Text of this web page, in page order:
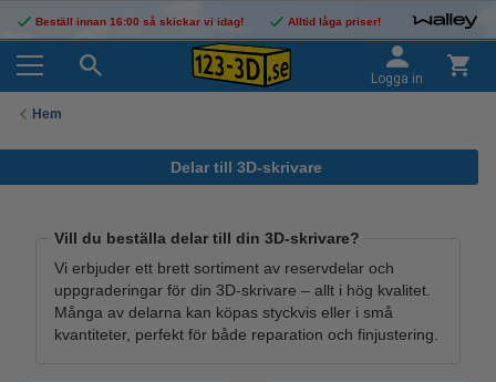
Beställ innan 16:00 så skickar vi idag! Alltid låga priser!
Logga in
Hem
Delar till 3D-skrivare
Vill du beställa delar till din 3D-skrivare?
Vi erbjuder ett brett sortiment av reservdelar och
uppgraderingar för din 3D-skrivare – allt i hög kvalitet.
Många av delarna kan köpas styckvis eller i små
kvantiteter, perfekt för både reparation och finjustering.